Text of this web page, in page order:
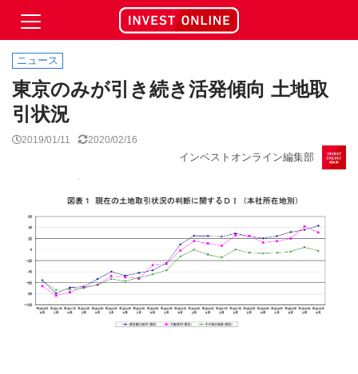
ニュース
東京のみが引き続き活発傾向 土地取
引状況
2019/01/11 2020/02/16
インベストオンライン編集部